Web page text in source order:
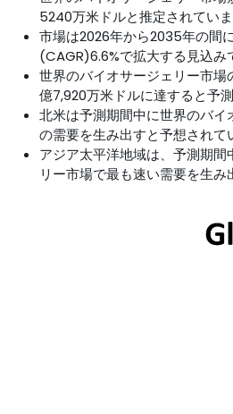
5240万米ドルと推定されていま
市場は2026年から2035年の間
(CAGR)6.6%で拡大する見込み
世界のバイオサージェリー市
億7,920万米ドルに達すると予測
北米は予測期間中に世界のバ
の需要を生み出すと予想されて
アジア太平洋地域は、予測期
リー市場で最も速い需要を生み